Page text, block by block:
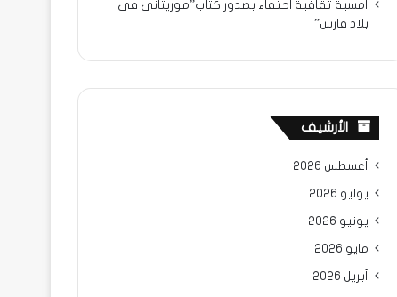
أمسية ثقافية احتفاء بصدور كتاب”موريتاني في
بلاد فارس”
الأرشيف
أغسطس 2026
يوليو 2026
يونيو 2026
مايو 2026
أبريل 2026